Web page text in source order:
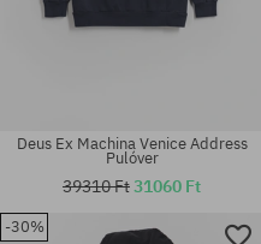
Deus Ex Machina Venice Address
Pulóver
39310 Ft31060 Ft
-30%